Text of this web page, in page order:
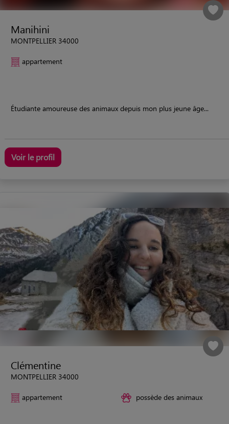
Manihini
MONTPELLIER 34000
appartement
Étudiante amoureuse des animaux depuis mon plus jeune âge...
Voir le profil
Clémentine
MONTPELLIER 34000
appartement possède des animaux